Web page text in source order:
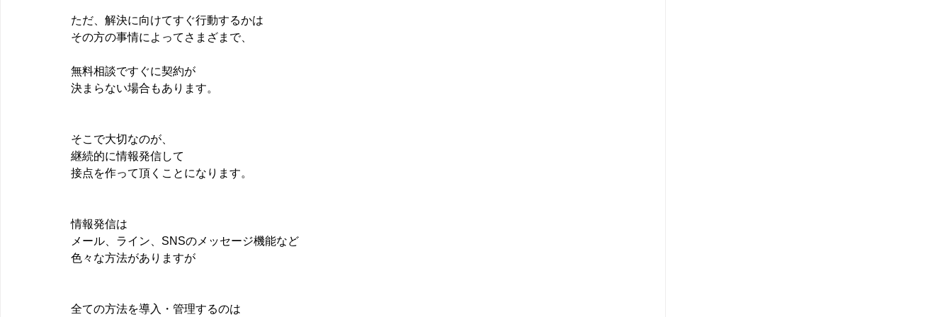
ただ、解決に向けてすぐ行動するかは
その方の事情によってさまざまで、
無料相談ですぐに契約が
決まらない場合もあります。
そこで大切なのが、
継続的に情報発信して
接点を作って頂くことになります。
情報発信は
メール、ライン、SNSのメッセージ機能など
色々な方法がありますが
全ての方法を導入・管理するのは